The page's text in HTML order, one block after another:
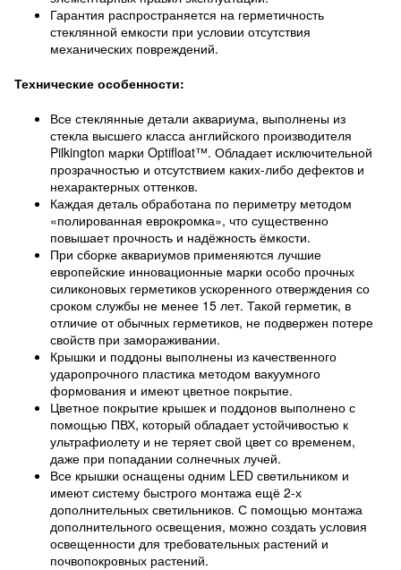
Гарантия распространяется на герметичность
стеклянной емкости при условии отсутствия
механических повреждений.
Технические особенности:
Все стеклянные детали аквариума, выполнены из
стекла высшего класса английского производителя
Pilkington марки Optifloat™. Обладает исключительной
прозрачностью и отсутствием каких-либо дефектов и
нехарактерных оттенков.
Каждая деталь обработана по периметру методом
«полированная еврокромка», что существенно
повышает прочность и надёжность ёмкости.
При сборке аквариумов применяются лучшие
европейские инновационные марки особо прочных
силиконовых герметиков ускоренного отверждения со
сроком службы не менее 15 лет. Такой герметик, в
отличие от обычных герметиков, не подвержен потере
свойств при замораживании.
Крышки и поддоны выполнены из качественного
ударопрочного пластика методом вакуумного
формования и имеют цветное покрытие.
Цветное покрытие крышек и поддонов выполнено с
помощью ПВХ, который обладает устойчивостью к
ультрафиолету и не теряет свой цвет со временем,
даже при попадании солнечных лучей.
Все крышки оснащены одним LED светильником и
имеют систему быстрого монтажа ещё 2-х
дополнительных светильников. С помощью монтажа
дополнительного освещения, можно создать условия
освещенности для требовательных растений и
почвопокровных растений.